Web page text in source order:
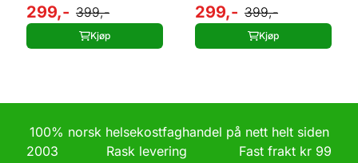
299,- 399,-
Kjøp
299,- 399,-
Kjøp
100% norsk helsekostfaghandel på nett helt siden
2003 Rask levering Fast frakt kr 99